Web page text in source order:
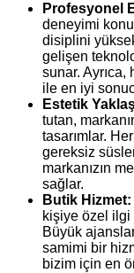
Profesyonel
deneyimi
disiplini
gelişen
sunar.
ile en iyi
Estetik
tutan,
tasarımlar.
gereksiz
markanızın
sağlar.
Butik Hizmet:
kişiye özel ilgi
Büyük
samimi bir
bizim için en